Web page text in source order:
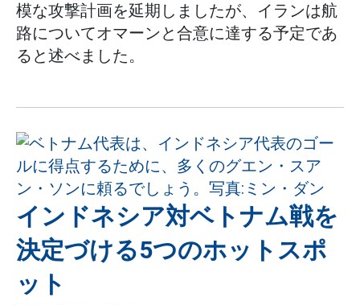
模な攻撃計画を延期しましたが、イランは航
路についてオマーンと合意に達する予定であ
ると述べました。
インドネシア対ベトナム戦を
決定づける5つのホットスポ
ット